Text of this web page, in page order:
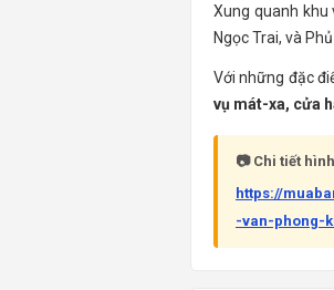
Xung quanh khu
Ngọc Trai, và
Với những đặc
vụ mát-xa, cửa
📷 Chi tiết
https://
-van-phong-